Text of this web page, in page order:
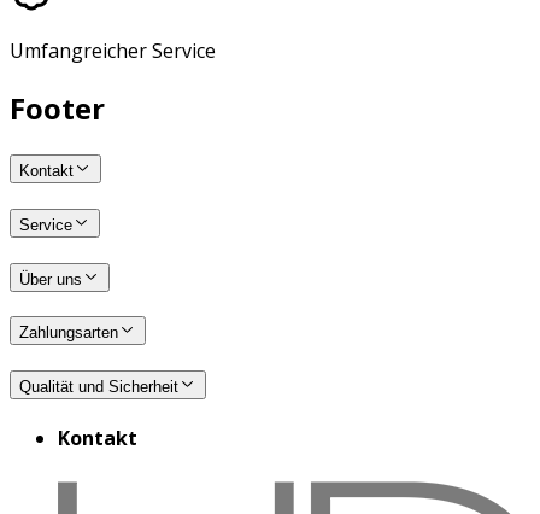
Umfangreicher Service
Footer
Kontakt
Service
Über uns
Zahlungsarten
Qualität und Sicherheit
Kontakt